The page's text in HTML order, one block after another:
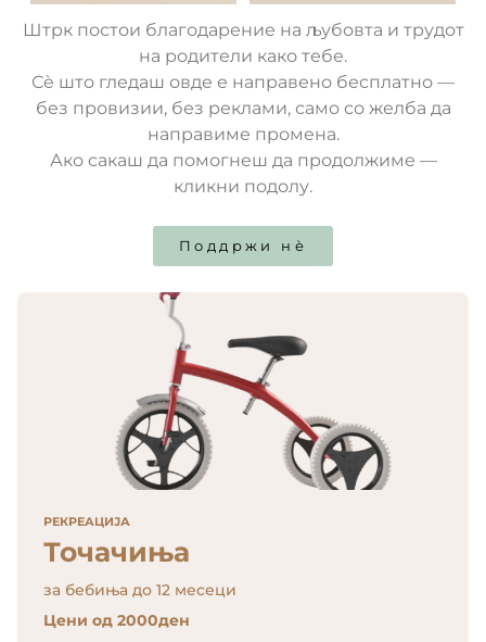
Штрк постои благодарение на љубовта и трудот
на родители како тебе.
Сè што гледаш овде е направено бесплатно —
без провизии, без реклами, само со желба да
направиме промена.
Ако сакаш да помогнеш да продолжиме —
кликни подолу.
Поддржи нѐ
Креветчиња
за бебиња до 12 месеци
Цени од 2500ден
РЕКРЕАЦИЈА
Точачиња
за бебиња до 12 месеци
Цени од 2000ден
ОБЛЕКА
Облека
за бебиња до 12 месеци
Цени од 500ден